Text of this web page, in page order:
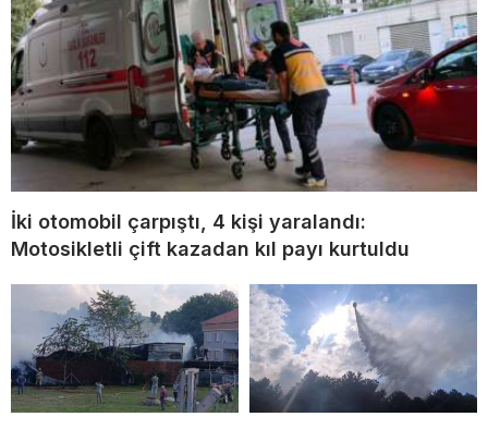
İki otomobil çarpıştı, 4 kişi yaralandı:
Motosikletli çift kazadan kıl payı kurtuldu